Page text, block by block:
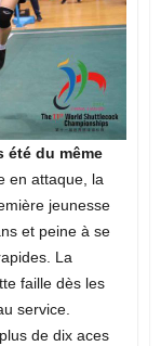
été du même
en attaque, la
jeunesse
et peine à se
La
faille dès les
service.
de dix aces